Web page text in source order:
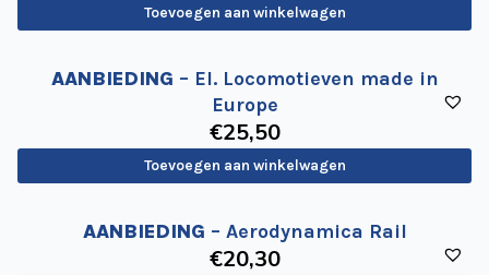
Toevoegen aan winkelwagen
AANBIEDING – El. Locomotieven made in
Europe
€25,50
Toevoegen aan winkelwagen
AANBIEDING – Aerodynamica Rail
€20,30